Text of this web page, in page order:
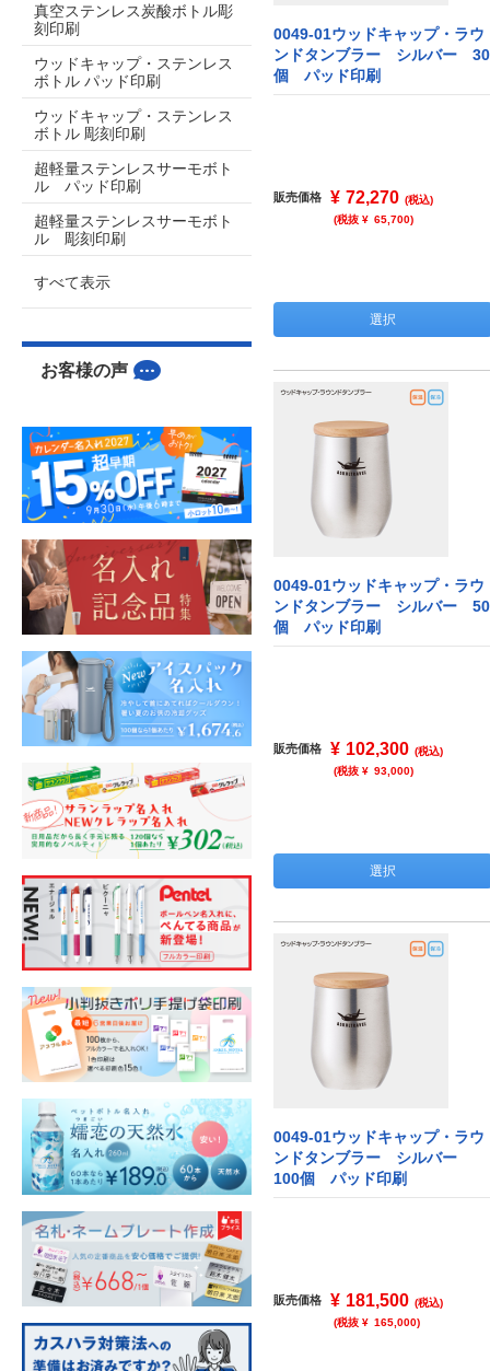
0049-01ウッドキャップ・ラウ
ンドタンブラー シルバー 30
個 パッド印刷
販売価格 ¥ 72,270 (税込)
(税抜 ¥ 65,700)
選択
0049-01ウッドキャップ・ラウ
ンドタンブラー シルバー 50
個 パッド印刷
販売価格 ¥ 102,300 (税込)
(税抜 ¥ 93,000)
選択
0049-01ウッドキャップ・ラウ
ンドタンブラー シルバー
100個 パッド印刷
販売価格 ¥ 181,500 (税込)
(税抜 ¥ 165,000)
真空ステンレス炭酸ボトル彫
刻印刷
ウッドキャップ・ステンレス
ボトル パッド印刷
ウッドキャップ・ステンレス
ボトル 彫刻印刷
超軽量ステンレスサーモボト
ル パッド印刷
超軽量ステンレスサーモボト
ル 彫刻印刷
すべて表示
お客様の声